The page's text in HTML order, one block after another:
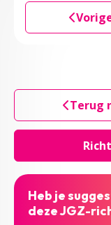
Terug
Heb je
deze JGZ-